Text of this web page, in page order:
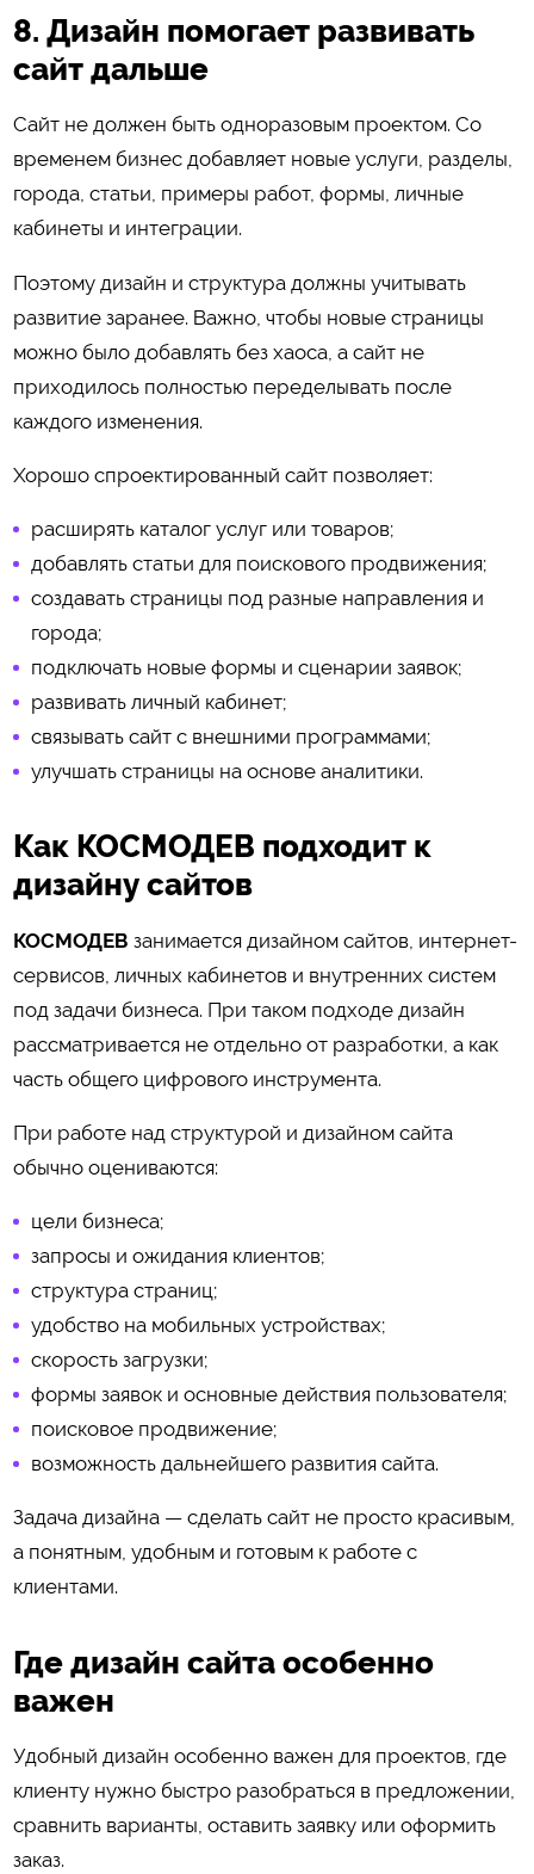
8. Дизайн помогает развивать
сайт дальше
Сайт не должен быть одноразовым проектом. Со
временем бизнес добавляет новые услуги, разделы,
города, статьи, примеры работ, формы, личные
кабинеты и интеграции.
Поэтому дизайн и структура должны учитывать
развитие заранее. Важно, чтобы новые страницы
можно было добавлять без хаоса, а сайт не
приходилось полностью переделывать после
каждого изменения.
Хорошо спроектированный сайт позволяет:
расширять каталог услуг или товаров;
добавлять статьи для поискового продвижения;
создавать страницы под разные направления и
города;
подключать новые формы и сценарии заявок;
развивать личный кабинет;
связывать сайт с внешними программами;
улучшать страницы на основе аналитики.
Как КОСМОДЕВ подходит к
дизайну сайтов
КОСМОДЕВ занимается дизайном сайтов, интернет-
сервисов, личных кабинетов и внутренних систем
под задачи бизнеса. При таком подходе дизайн
рассматривается не отдельно от разработки, а как
часть общего цифрового инструмента.
При работе над структурой и дизайном сайта
обычно оцениваются:
цели бизнеса;
запросы и ожидания клиентов;
структура страниц;
удобство на мобильных устройствах;
скорость загрузки;
формы заявок и основные действия пользователя;
поисковое продвижение;
возможность дальнейшего развития сайта.
Задача дизайна — сделать сайт не просто красивым,
а понятным, удобным и готовым к работе с
клиентами.
Где дизайн сайта особенно
важен
Удобный дизайн особенно важен для проектов, где
клиенту нужно быстро разобраться в предложении,
сравнить варианты, оставить заявку или оформить
заказ.